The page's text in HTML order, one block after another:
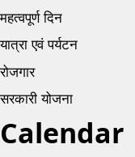
महत्वपूर्ण दिन
यात्रा एवं पर्यटन
रोजगार
सरकारी योजना
Calendar